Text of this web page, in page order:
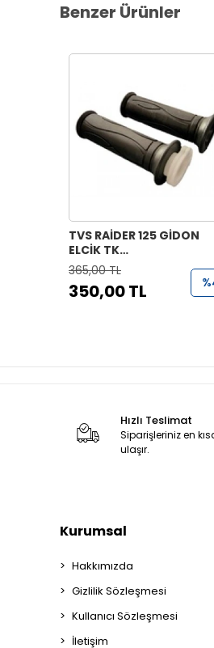
Benzer Ürünler
TVS RAİDER 125 GİDON
ELCİK TK
(N9221070+N9221170)
365,00 TL
350,00 TL
Hızlı Teslimat
Siparişleriniz en
ulaşır.
Kurumsal
Hakkımızda
Gizlilik Sözleşmesi
Kullanıcı Sözleşmesi
İletişim